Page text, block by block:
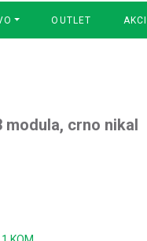
OUTLET
modula, crno nikal